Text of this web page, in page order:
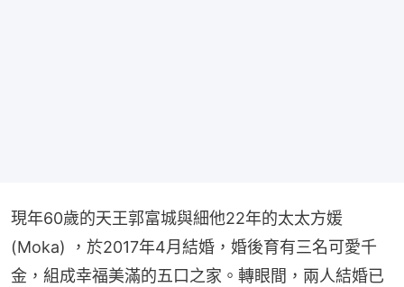
現年60歲的天王郭富城與細他22年的太太方媛
(Moka) ，於2017年4月結婚，婚後育有三名可愛千
金，組成幸福美滿的五口之家。轉眼間，兩人結婚已